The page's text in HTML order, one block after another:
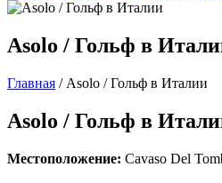
Asolo / Гольф в
Главная / Asolo / Гольф в Италии
Asolo / Гольф в
Местоположение: Cavaso Del